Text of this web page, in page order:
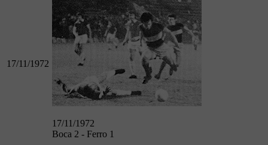
17/11/1972
17/11/1972
Boca 2 - Ferro 1